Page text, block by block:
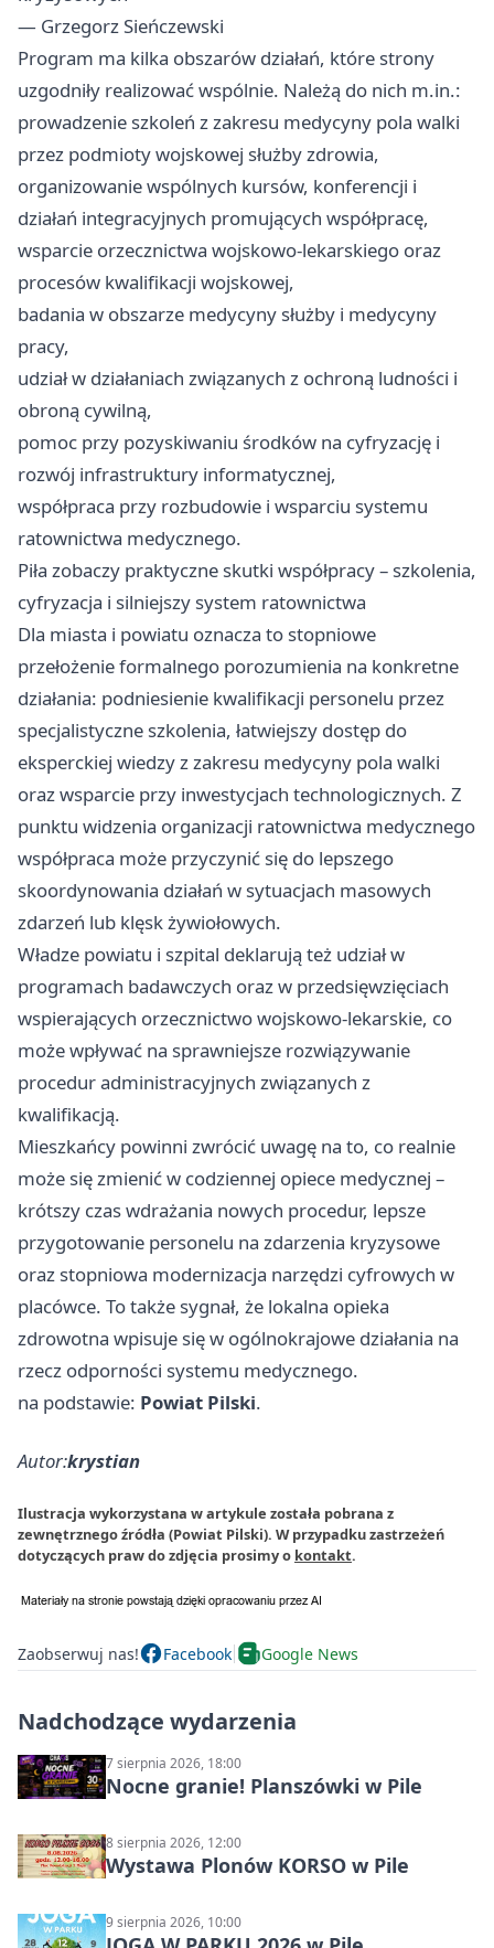
— Grzegorz Sieńczewski
Program ma kilka obszarów działań, które strony
uzgodniły realizować wspólnie. Należą do nich m.in.:
prowadzenie szkoleń z zakresu medycyny pola walki
przez podmioty wojskowej służby zdrowia,
organizowanie wspólnych kursów, konferencji i
działań integracyjnych promujących współpracę,
wsparcie orzecznictwa wojskowo‑lekarskiego oraz
procesów kwalifikacji wojskowej,
badania w obszarze medycyny służby i medycyny
pracy,
udział w działaniach związanych z ochroną ludności i
obroną cywilną,
pomoc przy pozyskiwaniu środków na cyfryzację i
rozwój infrastruktury informatycznej,
współpraca przy rozbudowie i wsparciu systemu
ratownictwa medycznego.
Piła zobaczy praktyczne skutki współpracy – szkolenia,
cyfryzacja i silniejszy system ratownictwa
Dla miasta i powiatu oznacza to stopniowe
przełożenie formalnego porozumienia na konkretne
działania: podniesienie kwalifikacji personelu przez
specjalistyczne szkolenia, łatwiejszy dostęp do
eksperckiej wiedzy z zakresu medycyny pola walki
oraz wsparcie przy inwestycjach technologicznych. Z
punktu widzenia organizacji ratownictwa medycznego
współpraca może przyczynić się do lepszego
skoordynowania działań w sytuacjach masowych
zdarzeń lub klęsk żywiołowych.
Władze powiatu i szpital deklarują też udział w
programach badawczych oraz w przedsięwzięciach
wspierających orzecznictwo wojskowo‑lekarskie, co
może wpływać na sprawniejsze rozwiązywanie
procedur administracyjnych związanych z
kwalifikacją.
Mieszkańcy powinni zwrócić uwagę na to, co realnie
może się zmienić w codziennej opiece medycznej –
krótszy czas wdrażania nowych procedur, lepsze
przygotowanie personelu na zdarzenia kryzysowe
oraz stopniowa modernizacja narzędzi cyfrowych w
placówce. To także sygnał, że lokalna opieka
zdrowotna wpisuje się w ogólnokrajowe działania na
rzecz odporności systemu medycznego.
na podstawie: Powiat Pilski.
Autor:krystian
Ilustracja wykorzystana w artykule została pobrana z
zewnętrznego źródła (Powiat Pilski). W przypadku zastrzeżeń
dotyczących praw do zdjęcia prosimy o kontakt.
Zaobserwuj nas! Facebook Google News
Nadchodzące wydarzenia
7 sierpnia 2026, 18:00
Nocne granie! Planszówki w Pile
8 sierpnia 2026, 12:00
Wystawa Plonów KORSO w Pile
9 sierpnia 2026, 10:00